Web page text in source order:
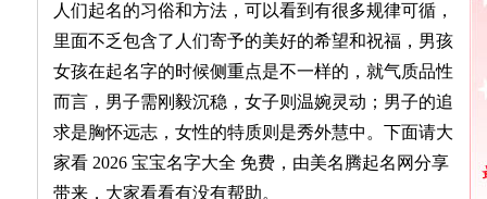
人们起名的习俗和方法，可以看到有很多规律可循，
里面不乏包含了人们寄予的美好的希望和祝福，男孩
女孩在起名字的时候侧重点是不一样的，就气质品性
而言，男子需刚毅沉稳，女子则温婉灵动；男子的追
求是胸怀远志，女性的特质则是秀外慧中。下面请大
家看 2026 宝宝名字大全 免费，由美名腾起名网分享
带来，大家看看有没有帮助。